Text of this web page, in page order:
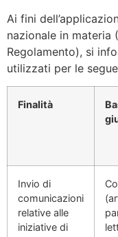
Ai fini
nazionale in materia
Regolamento), si
utilizzati per le
Finalità
Invio di
comunicazioni
relative alle
iniziative di